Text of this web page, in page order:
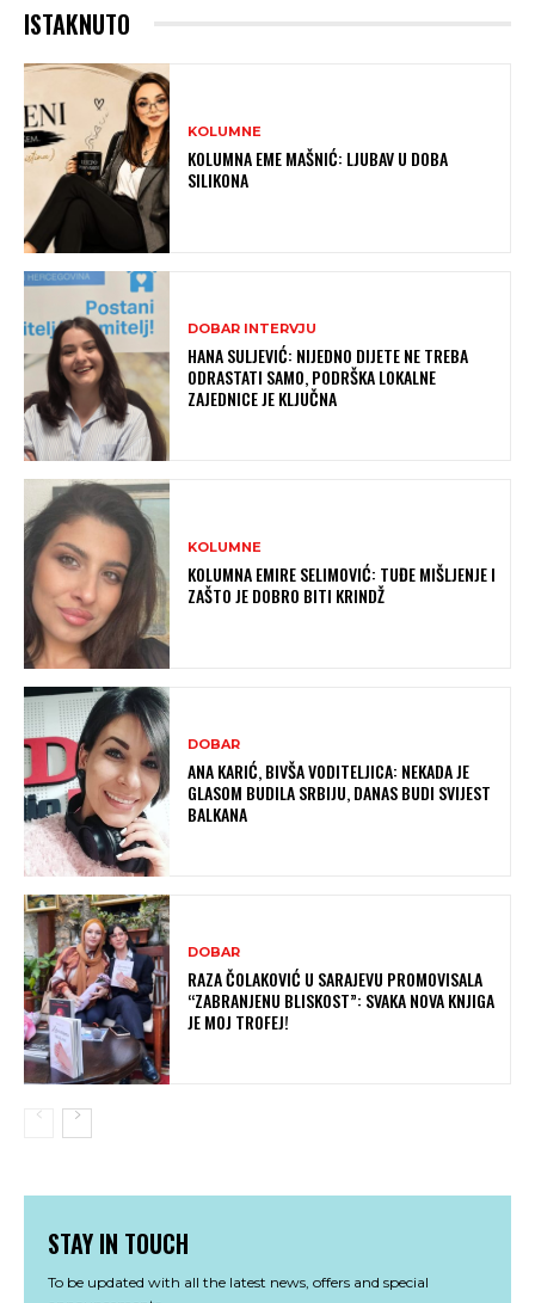
ISTAKNUTO
KOLUMNE
KOLUMNA EME MAŠNIĆ: LJUBAV U DOBA
SILIKONA
DOBAR INTERVJU
HANA SULJEVIĆ: NIJEDNO DIJETE NE TREBA
ODRASTATI SAMO, PODRŠKA LOKALNE
ZAJEDNICE JE KLJUČNA
KOLUMNE
KOLUMNA EMIRE SELIMOVIĆ: TUĐE MIŠLJENJE I
ZAŠTO JE DOBRO BITI KRINDŽ
DOBAR
ANA KARIĆ, BIVŠA VODITELJICA: NEKADA JE
GLASOM BUDILA SRBIJU, DANAS BUDI SVIJEST
BALKANA
DOBAR
RAZA ČOLAKOVIĆ U SARAJEVU PROMOVISALA
“ZABRANJENU BLISKOST”: SVAKA NOVA KNJIGA
JE MOJ TROFEJ!
STAY IN TOUCH
To be updated with all the latest news, offers and special